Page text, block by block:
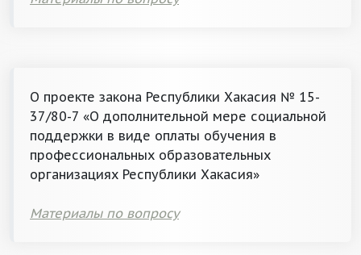
О проекте закона Республики Хакасия № 15-
37/80-7 «О дополнительной мере социальной
поддержки в виде оплаты обучения в
профессиональных образовательных
организациях Республики Хакасия»
Материалы по вопросу